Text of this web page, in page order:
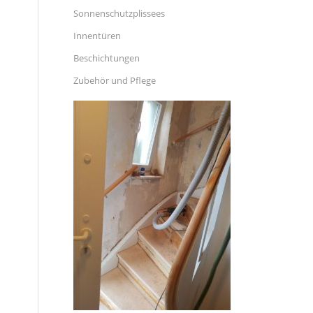
Sonnenschutzplissees
Innentüren
Beschichtungen
Zubehör und Pflege